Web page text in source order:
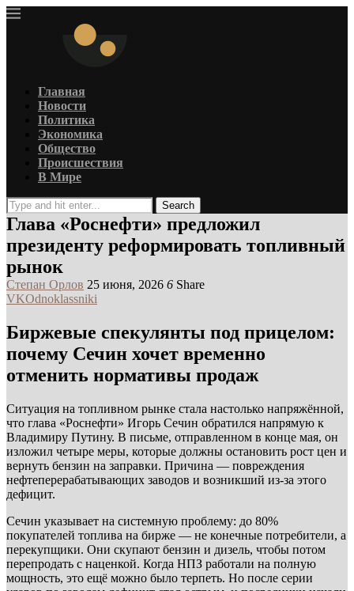
Главная
Новости
Политика
Экономика
Общество
Происшествия
В Мире
Search
Глава «Роснефти» предложил
президенту реформировать топливный
рынок
Степан Орлов 25 июня, 2026 6 Share
VKOdnoklassniki
Биржевые спекулянты под прицелом:
почему Сечин хочет временно
отменить нормативы продаж
Ситуация на топливном рынке стала настолько напряжённой,
что глава «Роснефти» Игорь Сечин обратился напрямую к
Владимиру Путину. В письме, отправленном в конце мая, он
изложил четыре меры, которые должны остановить рост цен и
вернуть бензин на заправки. Причина — повреждения
нефтеперерабатывающих заводов и возникший из-за этого
дефицит.
Сечин указывает на системную проблему: до 80%
покупателей топлива на бирже — не конечные потребители, а
перекупщики. Они скупают бензин и дизель, чтобы потом
перепродать с наценкой. Когда НПЗ работали на полную
мощность, это ещё можно было терпеть. Но после серии